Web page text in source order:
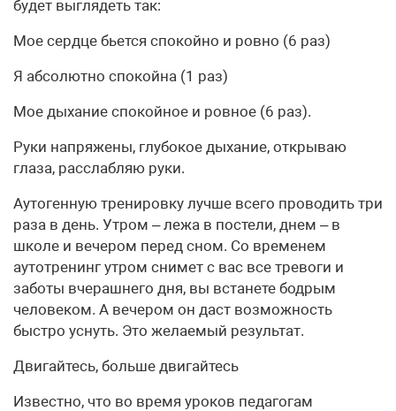
будет выглядеть так:
Мое сердце бьется спокойно и ровно (6 раз)
Я абсолютно спокойна (1 раз)
Мое дыхание спокойное и ровное (6 раз).
Руки напряжены, глубокое дыхание, открываю
глаза, расслабляю руки.
Аутогенную тренировку лучше всего проводить три
раза в день. Утром – лежа в постели, днем – в
школе и вечером перед сном. Со временем
аутотренинг утром снимет с вас все тревоги и
заботы вчерашнего дня, вы встанете бодрым
человеком. А вечером он даст возможность
быстро уснуть. Это желаемый результат.
Двигайтесь, больше двигайтесь
Известно, что во время уроков педагогам